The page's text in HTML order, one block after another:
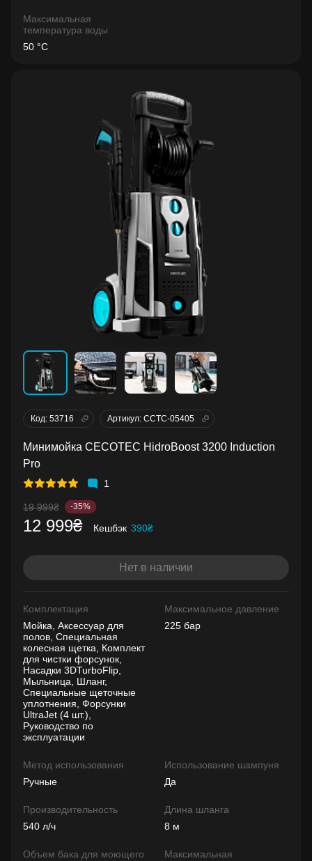
Максимальная
температура воды
50 °C
Код: 53716 Артикул: CCTC-05405
Минимойка CECOTEC HidroBoost 3200 Induction
Pro
1
19 999₴ -35%
12 999₴ Кешбэк 390₴
Нет в наличии
Комплектация
Мойка, Аксессуар для
полов, Специальная
колесная щетка, Комплект
для чистки форсунок,
Насадки 3DTurboFlip,
Мыльница, Шланг,
Специальные щеточные
уплотнения, Форсунки
UltraJet (4 шт.),
Руководство по
эксплуатации
Максимальное давление
225 бар
Метод использования
Ручные
Использование шампуня
Да
Производительность
540 л/ч
Длина шланга
8 м
Объем бака для моющего
Максимальная